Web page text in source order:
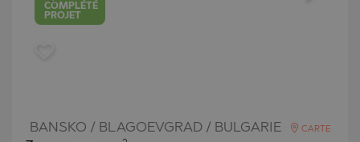
COMPLÉTÉ
PROJET
BANSKO / BLAGOEVGRAD / BULGARIE CARTE